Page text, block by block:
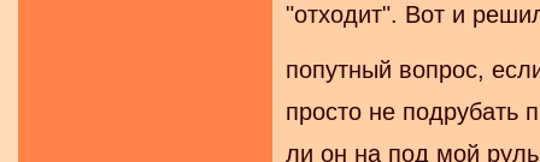
"отходит". Вот и
попутный вопрос,
просто не подрубать
ли он на под мой